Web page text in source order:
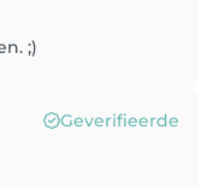
;)
Geverifieerde